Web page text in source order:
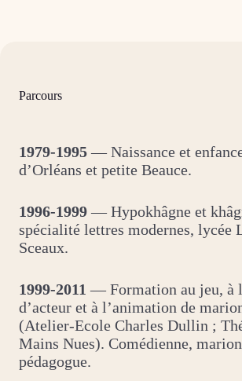
Parcours
1979-1995— Naissance et
d’Orléans et petite Beauce.
1996-1999— Hypokhâgne et
spécialité lettres modernes, lycée
Sceaux.
1999-2011 — Formation au jeu, à
d’acteur et à l’animation de
(Atelier-Ecole Charles Dullin ;
Mains Nues). Comédienne,
pédagogue.